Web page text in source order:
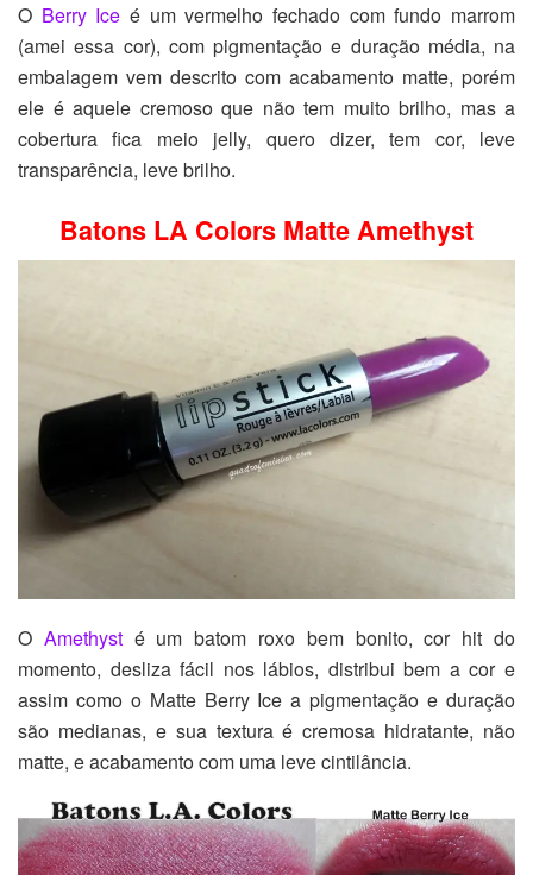
O Berry Ice é um vermelho fechado com fundo marrom
(amei essa cor), com pigmentação e duração média, na
embalagem vem descrito com acabamento matte, porém
ele é aquele cremoso que não tem muito brilho, mas a
cobertura fica meio jelly, quero dizer, tem cor, leve
transparência, leve brilho.
Batons LA Colors Matte Amethyst
O Amethysté um batom roxo bem bonito, cor hit do
momento, desliza fácil nos lábios, distribui bem a cor e
assim como o Matte Berry Ice a pigmentação e duração
são medianas, e sua textura é cremosa hidratante, não
matte, e acabamento com uma leve cintilância.